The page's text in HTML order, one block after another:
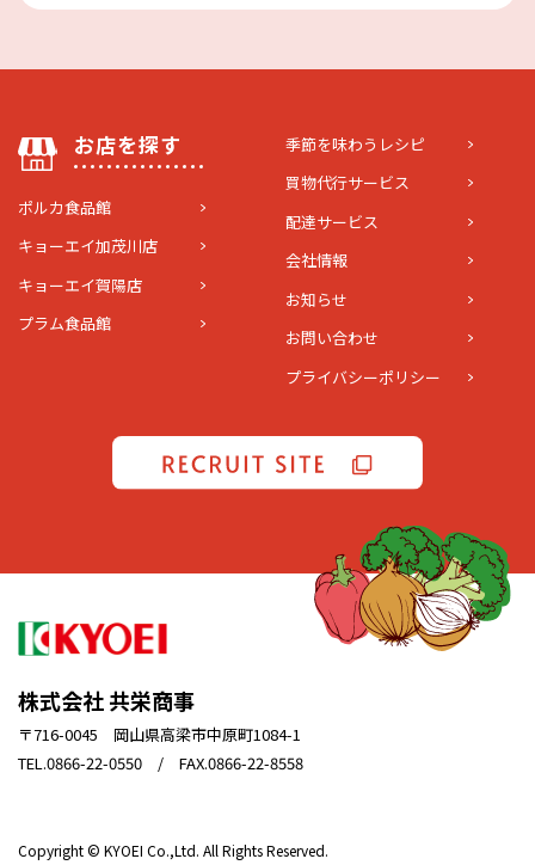
お店を探す
ポルカ食品館
キョーエイ加茂川店
キョーエイ賀陽店
プラム食品館
季節を味わうレシピ
買物代行サービス
配達サービス
会社情報
お知らせ
お問い合わせ
プライバシーポリシー
株式会社 共栄商事
〒716-0045 岡山県高梁市中原町1084-1
TEL.0866-22-0550 / FAX.0866-22-8558
Copyright © KYOEI Co.,Ltd. All Rights Reserved.